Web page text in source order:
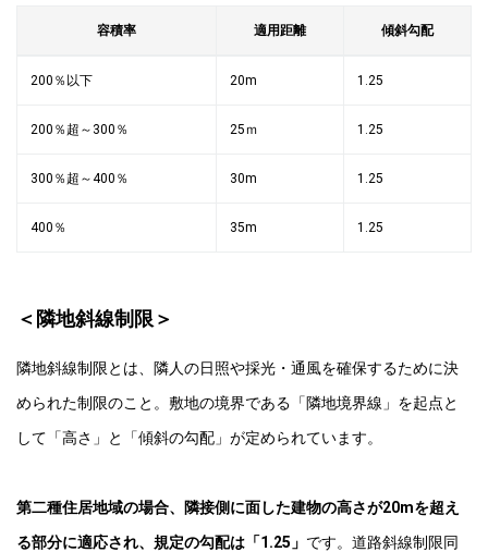
容積率 適用距離 傾斜勾配
200％以下 20m 1.25
200％超～300％ 25ｍ 1.25
300％超～400％ 30m 1.25
400％ 35m 1.25
＜隣地斜線制限＞
隣地斜線制限とは、隣人の日照や採光・通風を確保するために決
められた制限のこと。敷地の境界である「隣地境界線」を起点と
して「高さ」と「傾斜の勾配」が定められています。
第二種住居地域の場合、隣接側に面した建物の高さが20mを超え
る部分に適応され、規定の勾配は「1.25」 です。道路斜線制限同